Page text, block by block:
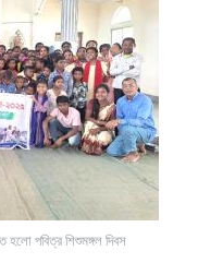
হলো পবিত্র শিশুমঙ্গল দিবস